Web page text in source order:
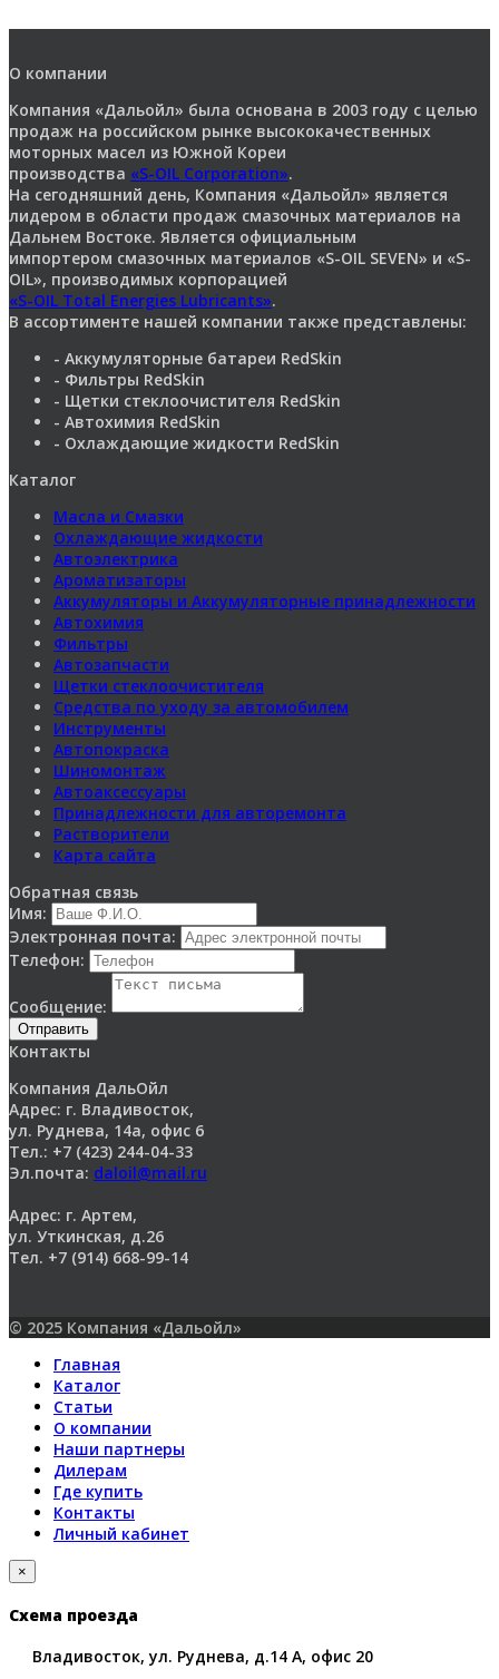
О компании
Компания «Дальойл» была основана в 2003 году с целью
продаж на российском рынке высококачественных
моторных масел из Южной Кореи
производства «S-OIL Corporation».
На сегодняшний день, Компания «Дальойл» является
лидером в области продаж смазочных материалов на
Дальнем Востоке. Является официальным
импортером смазочных материалов «S-OIL SEVEN» и «S-
OIL», производимых корпорацией
«S-OIL Total Energies Lubricants».
В ассортименте нашей компании также представлены:
- Аккумуляторные батареи RedSkin
- Фильтры RedSkin
- Щетки стеклоочистителя RedSkin
- Автохимия RedSkin
- Охлаждающие жидкости RedSkin
Каталог
Масла и Смазки
Охлаждающие жидкости
Автоэлектрика
Ароматизаторы
Аккумуляторы и Аккумуляторные принадлежности
Автохимия
Фильтры
Автозапчасти
Щетки стеклоочистителя
Средства по уходу за автомобилем
Инструменты
Автопокраска
Шиномонтаж
Автоаксессуары
Принадлежности для авторемонта
Растворители
Карта сайта
Обратная связь
Имя:
Электронная почта:
Телефон:
Сообщение:
Отправить
Контакты
Компания ДальОйл
Адрес: г. Владивосток,
ул. Руднева, 14а, офис 6
Тел.: +7 (423) 244-04-33
Эл.почта: daloil@mail.ru
Адрес: г. Артем,
ул. Уткинская, д.26
Тел. +7 (914) 668-99-14
© 2025 Компания «Дальойл»
Главная
Каталог
Статьи
О компании
Наши партнеры
Дилерам
Где купить
Контакты
Личный кабинет
×
Схема проезда
Владивосток, ул. Руднева, д.14 А, офис 20